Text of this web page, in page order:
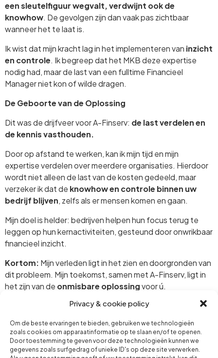
Privacy & cookie policy
Om de beste ervaringen te bieden, gebruiken we technologieën
zoals cookies om apparaatinformatie op te slaan en/of te openen.
Door toestemming te geven voor deze technologieën kunnen we
gegevens zoals surfgedrag of unieke ID's op deze site verwerken.
een sleutelfiguur wegvalt, verdwijnt ook de
knowhow. De gevolgen zijn dan vaak pas zichtbaar
wanneer het te laat is.
Ik wist dat mijn kracht lag in het implementeren van inzicht
en controle. Ik begreep dat het MKB deze expertise
nodig had, maar de last van een fulltime Financieel
Manager niet kon of wilde dragen.
De Geboorte van de Oplossing
Dit was de drijfveer voor A-Finserv: de last verdelen en
de kennis vasthouden.
Door op afstand te werken, kan ik mijn tijd en mijn
expertise verdelen over meerdere organisaties. Hierdoor
wordt niet alleen de last van de kosten gedeeld, maar
verzeker ik dat de knowhow en controle binnen uw
bedrijf blijven, zelfs als er mensen komen en gaan.
Mijn doel is helder: bedrijven helpen hun focus terug te
leggen op hun kernactiviteiten, gesteund door onwrikbaar
financieel inzicht.
Kortom: Mijn verleden ligt in het zien en doorgronden van
dit probleem. Mijn toekomst, samen met A-Finserv, ligt in
het zijn van de onmisbare oplossingvoor ú.
A-Finserv Neem contact op